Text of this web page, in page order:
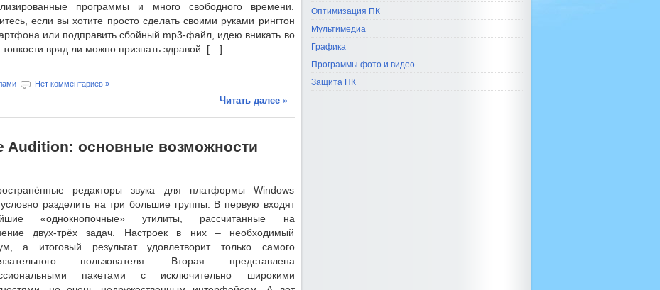
программы и много свободного времени.
если вы хотите просто сделать своими руками рингтон
или подправить сбойный mp3-файл, идею вникать во
тонкости вряд ли можно признать здравой. […]
Нет комментариев »
Читать далее »
Audition: основные возможности
редакторы звука для платформы Windows
разделить на три большие группы. В первую входят
«однокнопочные» утилиты, рассчитанные на
двух-трёх задач. Настроек в них – необходимый
а итоговый результат удовлетворит только самого
пользователя. Вторая представлена
пакетами с исключительно широкими
Оптимизация ПК
Мультимедиа
Графика
Программы фото и видео
Защита ПК